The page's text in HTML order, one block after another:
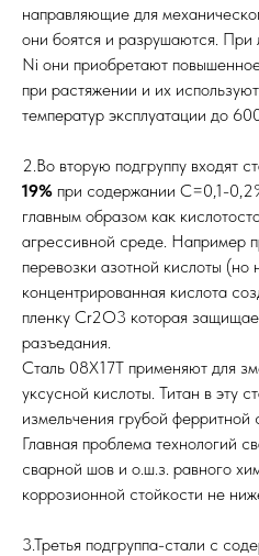
направляющие для
они боятся и разрушаются.
Ni они приобретают
при растяжении и их
температур эксплуатации до
2.Во вторую подгруппу входят
19% при содержании С=0,1-
главным образом как
агрессивной среде. Например
перевозки азотной кислоты (но
концентрированная кислота
пленку Cr2O3 которая
разъедания.
Сталь 08Х17Т применяют для
уксусной кислоты. Титан в эту
измельчения грубой ферритной
Главная проблема технологий
сварной шов и о.ш.з. равного
коррозионной стойкости не
3.Третья подгруппа-стали с